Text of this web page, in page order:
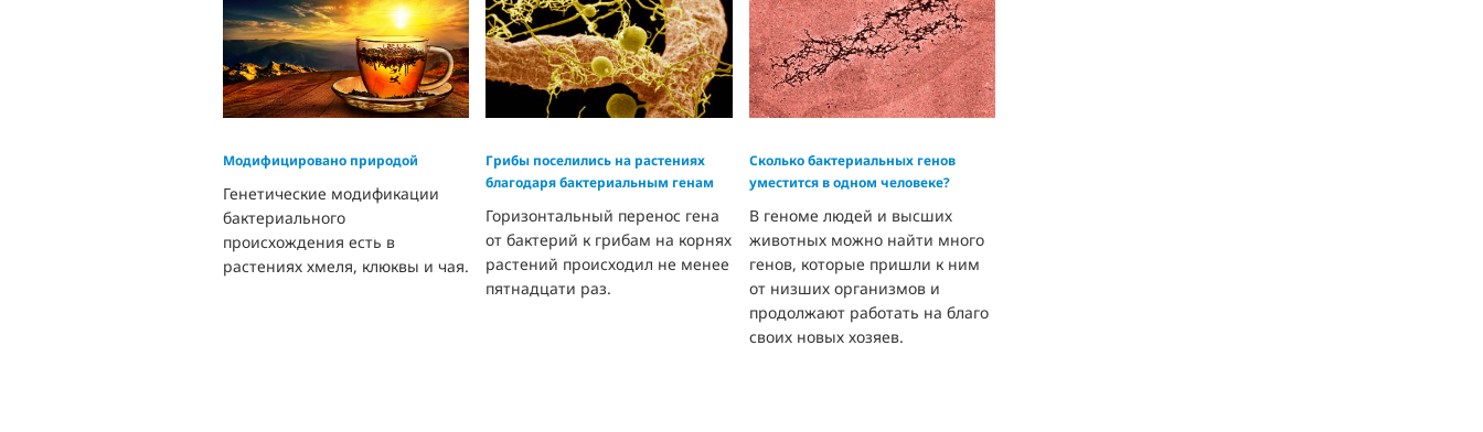
Модифицировано природой
Генетические модификации
бактериального
происхождения есть в
растениях хмеля, клюквы и чая.
Грибы поселились на растениях
благодаря бактериальным генам
Горизонтальный перенос гена
от бактерий к грибам на корнях
растений происходил не менее
пятнадцати раз.
Сколько бактериальных генов
уместится в одном человеке?
В геноме людей и высших
животных можно найти много
генов, которые пришли к ним
от низших организмов и
продолжают работать на благо
своих новых хозяев.